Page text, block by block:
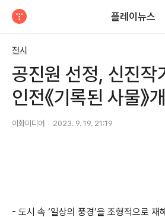
플레이뉴스
전시
공진원 선정, 신진작
인전《기록된 사물》
이화미디어 2023. 9. 19. 21:19
- 도시 속 ‘일상의 풍경’을 조형적으로 재